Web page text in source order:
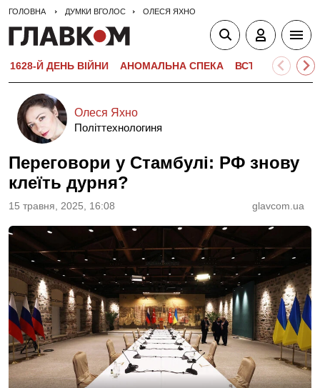
ГОЛОВНА ДУМКИ ВГОЛОС ОЛЕСЯ ЯХНО
1628-Й ДЕНЬ ВІЙНИ АНОМАЛЬНА СПЕКА ВСТУПНА
Олеся Яхно
Політтехнологиня
Переговори у Стамбулі: РФ знову
клеїть дурня?
15 травня, 2025, 16:08 glavcom.ua